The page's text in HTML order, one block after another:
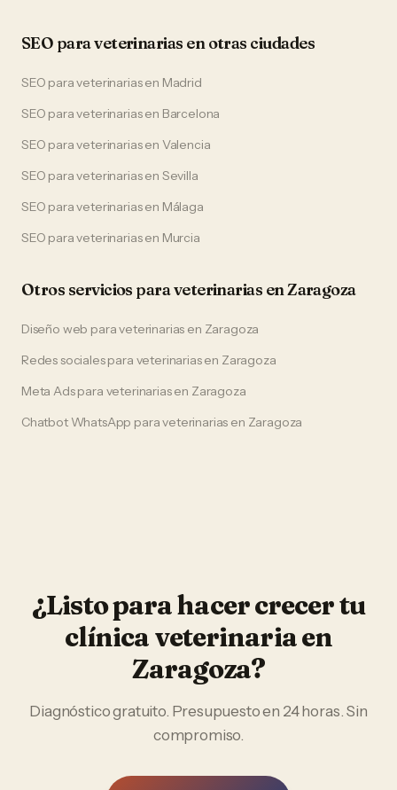
SEO paraveterinarias en otras ciudades
SEO paraveterinariasen Madrid
SEO paraveterinariasen Barcelona
SEO paraveterinariasen Valencia
SEO paraveterinariasen Sevilla
SEO paraveterinariasen Málaga
SEO paraveterinariasen Murcia
Otros servicios paraveterinarias enZaragoza
Diseño web paraveterinarias en Zaragoza
Redes socialespara veterinariasen Zaragoza
Meta Adspara veterinariasen Zaragoza
Chatbot WhatsApp paraveterinarias en Zaragoza
¿Listo para hacer crecer tu
clínica veterinariaen
Zaragoza?
Diagnóstico gratuito. Presupuesto en 24 horas. Sin
compromiso.